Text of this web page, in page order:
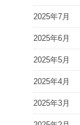
2025年7月
2025年6月
2025年5月
2025年4月
2025年3月